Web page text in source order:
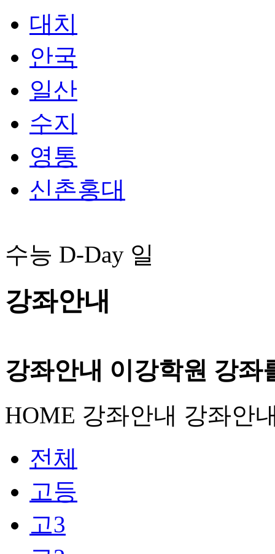
대치
안국
일산
수지
영통
신촌홍대
수능 D-Day 일
강좌안내
강좌안내 이강학원 강좌
HOME 강좌안내 강좌안
전체
고등
고3